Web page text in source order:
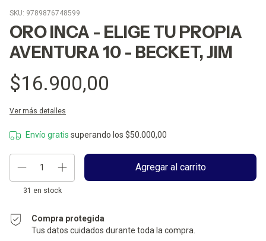
SKU: 9789876748599
ORO INCA - ELIGE TU PROPIA
AVENTURA 10 - BECKET, JIM
$16.900,00
Ver más detalles
Envío gratis superando los $50.000,00
31 en stock
Compra protegida
Tus datos cuidados durante toda la compra.